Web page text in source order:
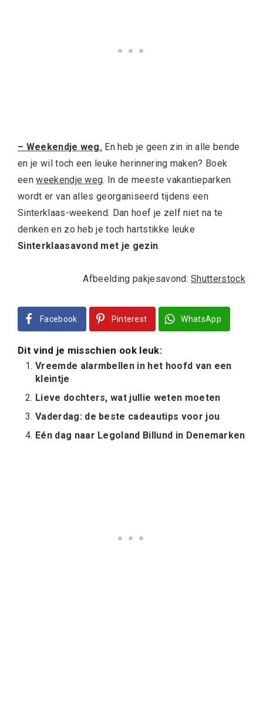
– Weekendje weg. En heb je geen zin in alle bende
en je wil toch een leuke herinnering maken? Boek
eenweekendje weg. In de meeste vakantieparken
wordt er van alles georganiseerd tijdens een
Sinterklaas-weekend. Dan hoef je zelf niet na te
denken en zo heb je toch hartstikke leuke
Sinterklaasavond met je gezin.
Afbeelding pakjesavond:Shutterstock
Facebook Pinterest WhatsApp
Dit vind je misschien ook leuk:
Vreemde alarmbellen in het hoofd van een
kleintje
Lieve dochters, wat jullie weten moeten
Vaderdag: de beste cadeautips voor jou
Eén dag naar Legoland Billund in Denemarken